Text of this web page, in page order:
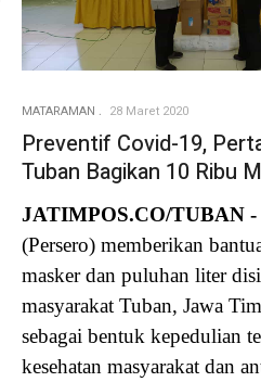
MATARAMAN 28 Maret 2020
Preventif Covid-19,
Tuban Bagikan 10 Ribu
JATIMPOS.CO/TUBAN -
(Persero) memberikan
masker dan puluhan liter
masyarakat Tuban, Jawa
sebagai bentuk kepedulian
kesehatan masyarakat dan